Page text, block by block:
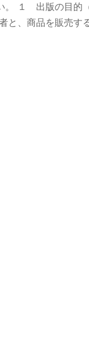
。 １ 出版の目的
と、商品を販売